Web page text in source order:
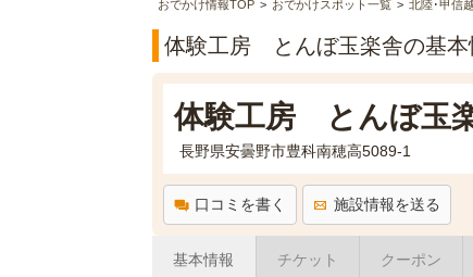
おでかけ情報TOP おでかけスポット一覧 北陸･甲信越
体験工房 とんぼ玉楽舎の基本
体験工房 とんぼ玉
長野県安曇野市豊科南穂高5089-1
口コミを書く 施設情報を送る
基本情報 チケット クーポン